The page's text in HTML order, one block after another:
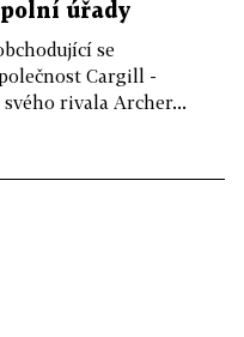
úřady
se
Cargill -
rivala Archer...